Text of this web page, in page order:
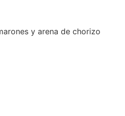
y arena de chorizo